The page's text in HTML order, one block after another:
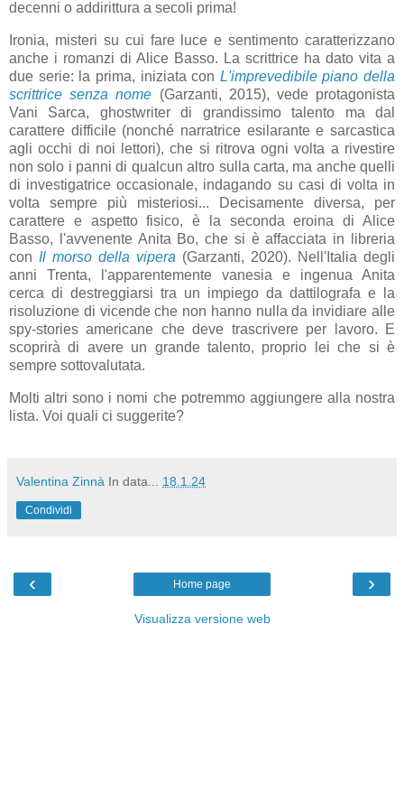
decenni o addirittura a secoli prima!
Ironia, misteri su cui fare luce e sentimento caratterizzano
anche i romanzi di Alice Basso. La scrittrice ha dato vita a
due serie: la prima, iniziata con L'imprevedibile piano della
scrittrice senza nome (Garzanti, 2015), vede protagonista
Vani Sarca, ghostwriter di grandissimo talento ma dal
carattere difficile (nonché narratrice esilarante e sarcastica
agli occhi di noi lettori), che si ritrova ogni volta a rivestire
non solo i panni di qualcun altro sulla carta, ma anche quelli
di investigatrice occasionale, indagando su casi di volta in
volta sempre più misteriosi... Decisamente diversa, per
carattere e aspetto fisico, è la seconda eroina di Alice
Basso, l'avvenente Anita Bo, che si è affacciata in libreria
con Il morso della vipera (Garzanti, 2020). Nell'Italia degli
anni Trenta, l'apparentemente vanesia e ingenua Anita
cerca di destreggiarsi tra un impiego da dattilografa e la
risoluzione di vicende che non hanno nulla da invidiare alle
spy-stories americane che deve trascrivere per lavoro. E
scoprirà di avere un grande talento, proprio lei che si è
sempre sottovalutata.
Molti altri sono i nomi che potremmo aggiungere alla nostra
lista. Voi quali ci suggerite?
Valentina Zinnà In data... 18.1.24
Condividi
‹ ›
Home page
Visualizza versione web